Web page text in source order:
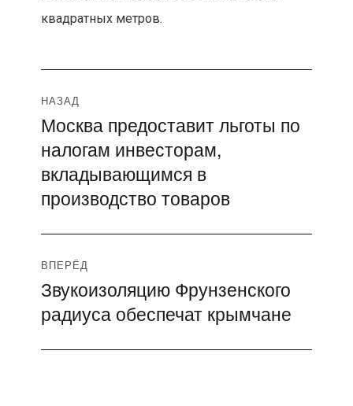
квадратных метров.
Навигация
по
записям
НАЗАД
Предыдущая
запись:
Москва предоставит льготы по
налогам инвесторам,
вкладывающимся в
производство товаров
ВПЕРЁД
Следующая
запись:
Звукоизоляцию Фрунзенского
радиуса обеспечат крымчане